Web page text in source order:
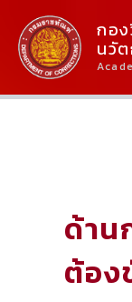
Content
Content
กอ
นวั
ด้าน
ต้อง